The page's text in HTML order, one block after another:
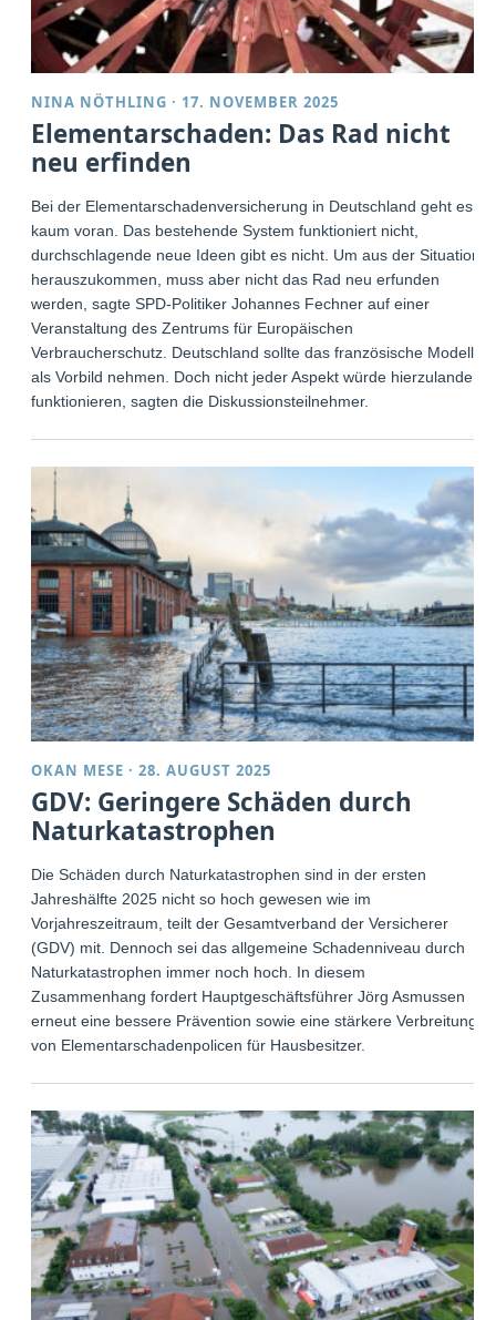
NINA NÖTHLING · 17. NOVEMBER 2025
Elementarschaden: Das Rad nicht
neu erfinden
Bei der Elementarschadenversicherung in Deutschland geht es
kaum voran. Das bestehende System funktioniert nicht,
durchschlagende neue Ideen gibt es nicht. Um aus der Situation
herauszukommen, muss aber nicht das Rad neu erfunden
werden, sagte SPD-Politiker Johannes Fechner auf einer
Veranstaltung des Zentrums für Europäischen
Verbraucherschutz. Deutschland sollte das französische Modell
als Vorbild nehmen. Doch nicht jeder Aspekt würde hierzulande
funktionieren, sagten die Diskussionsteilnehmer.
OKAN MESE ·28. AUGUST 2025
GDV: Geringere Schäden durch
Naturkatastrophen
Die Schäden durch Naturkatastrophen sind in der ersten
Jahreshälfte 2025 nicht so hoch gewesen wie im
Vorjahreszeitraum, teilt der Gesamtverband der Versicherer
(GDV) mit. Dennoch sei das allgemeine Schadenniveau durch
Naturkatastrophen immer noch hoch. In diesem
Zusammenhang fordert Hauptgeschäftsführer Jörg Asmussen
erneut eine bessere Prävention sowie eine stärkere Verbreitung
von Elementarschadenpolicen für Hausbesitzer.